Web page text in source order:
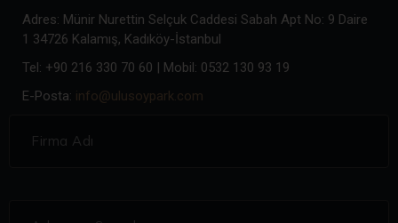
Adres: Münir Nurettin Selçuk Caddesi Sabah Apt No: 9 Daire
1 34726 Kalamış, Kadıköy-İstanbul
Tel: +90 216 330 70 60 | Mobil: 0532 130 93 19
E-Posta: info@ulusoypark.com